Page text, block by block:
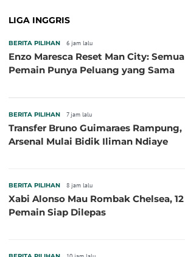
LIGA INGGRIS
BERITA PILIHAN 6 jam lalu
Enzo Maresca Reset Man City: Semua
Pemain Punya Peluang yang Sama
BERITA PILIHAN 7 jam lalu
Transfer Bruno Guimaraes Rampung,
Arsenal Mulai Bidik Iliman Ndiaye
BERITA PILIHAN 8 jam lalu
Xabi Alonso Mau Rombak Chelsea, 12
Pemain Siap Dilepas